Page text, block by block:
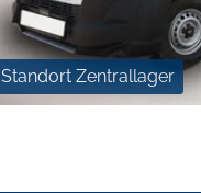
Standort Zentrallager